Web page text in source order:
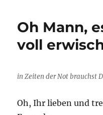
Oh Mann,
voll
in Zeiten der Not brauchst
Oh, Ihr lieben und